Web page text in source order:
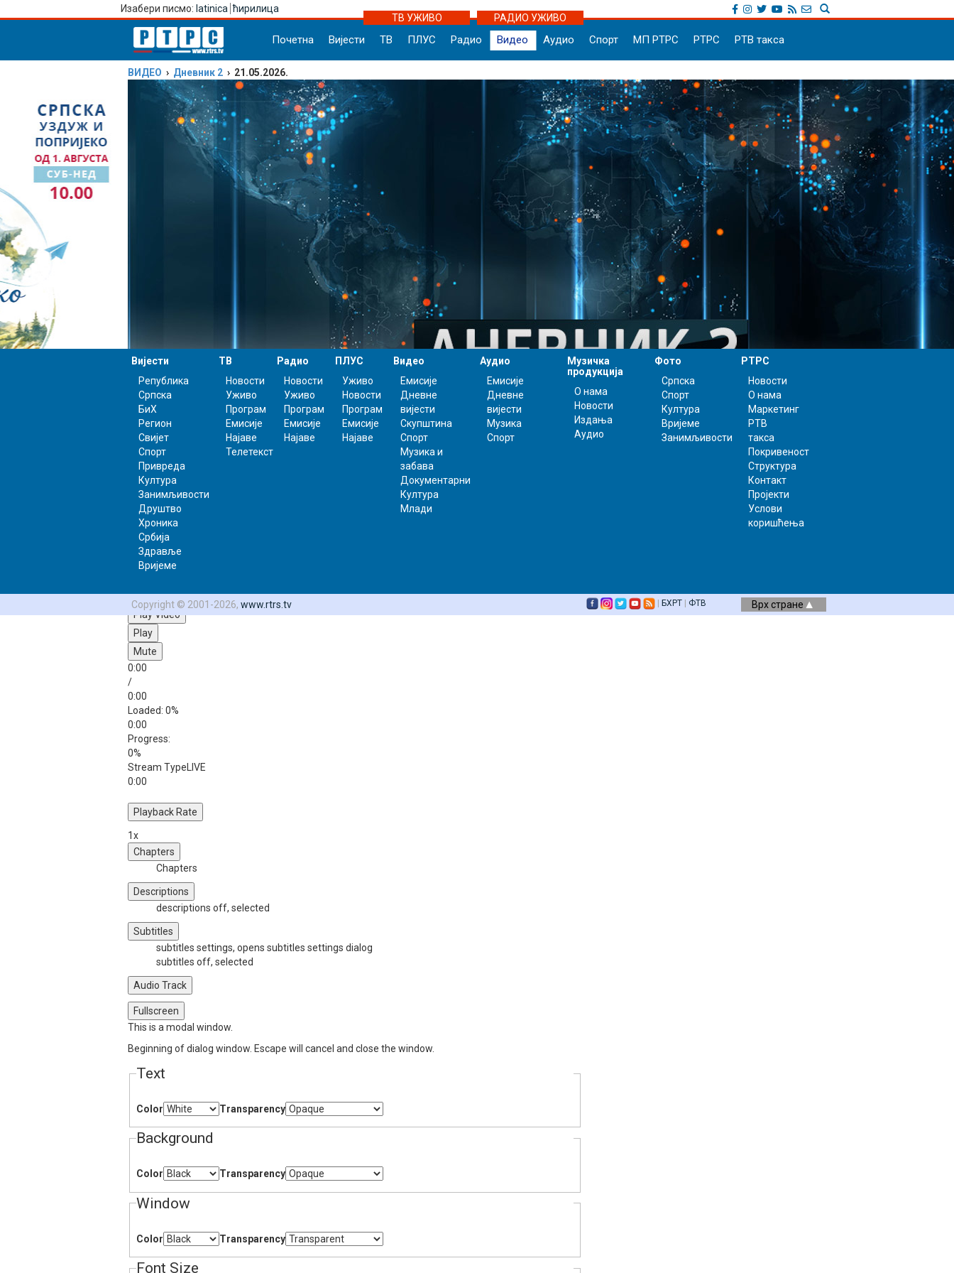
Изабери писмо: latinica ћирилица
ТВ УЖИВО
РАДИО УЖИВО
Почетна Вијести ТВ ПЛУС Радио Видео Аудио Спорт МП РТРС РТРС РТВ такса
ВИДЕО › Дневник 2 › 21.05.2026.
Video Player is loading.
Play Video
Play
Mute
0:00
/
0:00
Loaded: 0%
0:00
Progress:
0%
Stream Type LIVE
0:00
Playback Rate
1x
Chapters
Chapters
Descriptions
descriptions off, selected
Subtitles
subtitles settings, opens subtitles settings dialog
subtitles off, selected
Audio Track
Fullscreen
This is a modal window.
Beginning of dialog window. Escape will cancel and close the window.
Text
Color Transparency
Background
Color Transparency
Window
Color Transparency
Font Size
Вијести
Република
Српска
БиХ
Регион
Свијет
Спорт
Привреда
Култура
Занимљивости
Друштво
Хроника
Србија
Здравље
Вријеме
ТВ
Новости
Уживо
Програм
Емисије
Најаве
Телетекст
Радио
Новости
Уживо
Програм
Емисије
Најаве
ПЛУС
Уживо
Новости
Програм
Емисије
Најаве
Видео
Емисије
Дневне
вијести
Скупштина
Спорт
Музика и
забава
Документарни
Култура
Млади
Аудио
Емисије
Дневне
вијести
Музика
Спорт
Музичка
продукција
О нама
Новости
Издања
Аудио
Фото
Српска
Спорт
Култура
Вријеме
Занимљивости
РТРС
Новости
О нама
Маркетинг
РТВ
такса
Покривеност
Структура
Контакт
Пројекти
Услови
коришћења
Copyright © 2001-2026, www.rtrs.tv БХРТ ФТВ Врх стране